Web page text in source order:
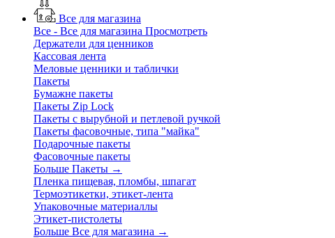
Все для магазина
Все - Все для магазина Просмотреть
Держатели для ценников
Кассовая лента
Меловые ценники и таблички
Пакеты
Бумажне пакеты
Пакеты Zip Lock
Пакеты с вырубной и петлевой ручкой
Пакеты фасовочные, типа "майка"
Подарочные пакеты
Фасовочные пакеты
Больше Пакеты →
Пленка пищевая, пломбы, шпагат
Термоэтикетки, этикет-лента
Упаковочные материаллы
Этикет-пистолеты
Больше Все для магазина →